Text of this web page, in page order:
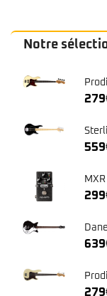
299
639
279
Recherche
pour :